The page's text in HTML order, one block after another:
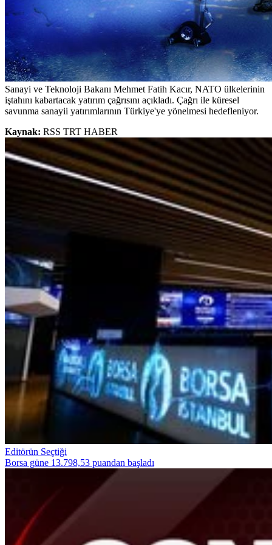
Sanayi ve Teknoloji Bakanı Mehmet Fatih Kacır, NATO ülkelerinin
iştahını kabartacak yatırım çağrısını açıkladı. Çağrı ile küresel
savunma sanayii yatırımlarının Türkiye'ye yönelmesi hedefleniyor.
Kaynak: RSS TRT HABER
Editörün Seçtiği
Borsa güne 13.798,53 puandan başladı